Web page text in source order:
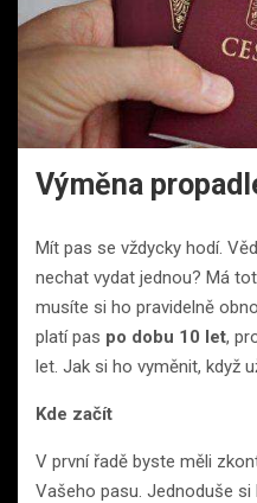
Výměna
Mít pas se vždycky hodí.
nechat vydat jednou? Má
musíte si ho pravidelně
platí pas po dobu 10 let,
let. Jak si ho vyměnit, když
Kde začít
V první řadě byste měli
Vašeho pasu. Jednoduše